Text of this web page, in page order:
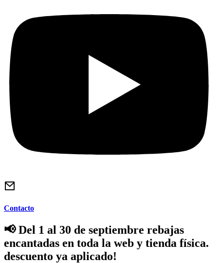
Contacto
📢 Del 1 al 30 de septiembre rebajas
encantadas en toda la web y tienda física.
descuento ya aplicado!